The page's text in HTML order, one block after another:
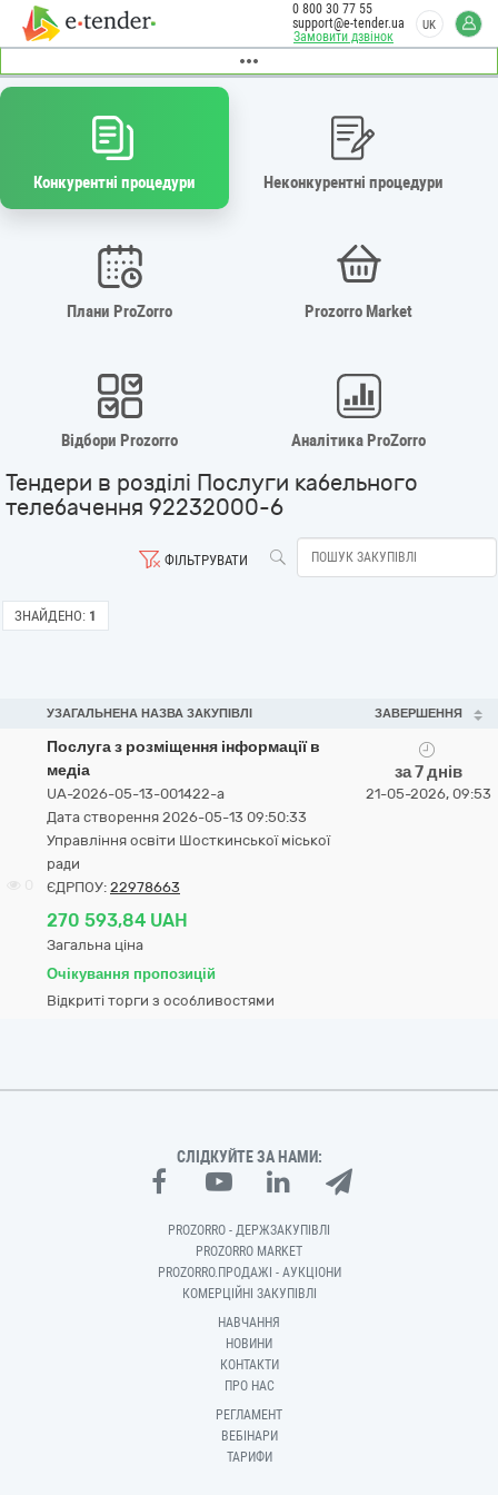
Замовити дзвінок
0 800 30 77 55
support@e-tender.ua
UK
Конкурентні процедури Неконкурентні процедури
Плани ProZorro Prozorro Market
Відбори Prozorro Аналітика ProZorro
Тендери в розділі Послуги кабельного
телебачення 92232000-6
ФІЛЬТРУВАТИ
ЗНАЙДЕНО: 1
УЗАГАЛЬНЕНА НАЗВА ЗАКУПІВЛІ ЗАВЕРШЕННЯ
Послуга з розміщення інформації в
медіа
UA-2026-05-13-001422-a
Дата створення 2026-05-13 09:50:33
Управління освіти Шосткинської міської
ради
ЄДРПОУ: 22978663
270 593,84 UAH
Загальна ціна
Очікування пропозицій
Відкриті торги з особливостями
за 7 днів
21-05-2026, 09:53
СЛІДКУЙТЕ ЗА НАМИ:
PROZORRO - ДЕРЖЗАКУПІВЛІ
PROZORRO MARKET
PROZORRO.ПРОДАЖІ - АУКЦІОНИ
КОМЕРЦІЙНІ ЗАКУПІВЛІ
НАВЧАННЯ
НОВИНИ
КОНТАКТИ
ПРО НАС
РЕГЛАМЕНТ
ВЕБІНАРИ
ТАРИФИ